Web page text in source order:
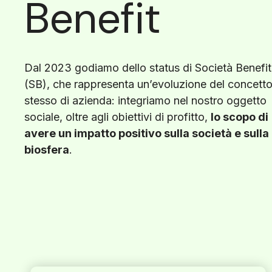
Benefit
Dal 2023 godiamo dello status di Società Benefit
(SB), che rappresenta un’evoluzione del concetto
stesso di azienda: integriamo nel nostro oggetto
sociale, oltre agli obiettivi di profitto, lo scopo di
avere un impatto positivo sulla società e sulla
biosfera.